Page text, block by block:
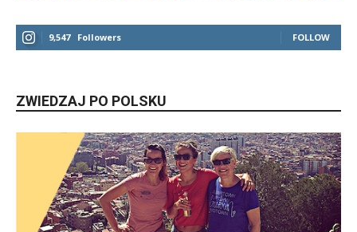
9,547 Followers FOLLOW
ZWIEDZAJ PO POLSKU